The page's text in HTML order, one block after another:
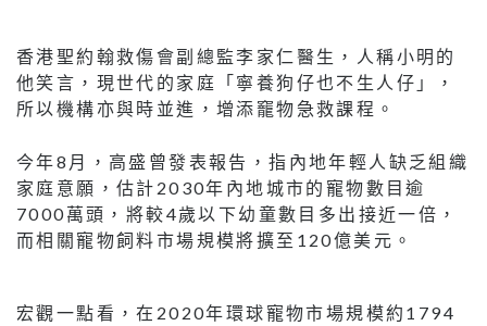
香港聖約翰救傷會副總監李家仁醫生，人稱小明的
他笑言，現世代的家庭「寧養狗仔也不生人仔」，
所以機構亦與時並進，增添竉物急救課程。
今年8月，高盛曾發表報告，指內地年輕人缺乏組織
家庭意願，估計2030年內地城市的寵物數目逾
7000萬頭，將較4歲以下幼童數目多出接近一倍，
而相關寵物飼料市場規模將擴至120億美元。
宏觀一點看，在2020年環球寵物市場規模約1794